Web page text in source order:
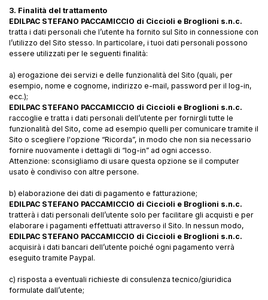
3. Finalità del trattamento
EDILPAC STEFANO PACCAMICCIO di Ciccioli e Broglioni s.n.c.
tratta i dati personali che l’utente ha fornito sul Sito in connessione con
l’utilizzo del Sito stesso. In particolare, i tuoi dati personali possono
essere utilizzati per le seguenti finalità:
a) erogazione dei servizi e delle funzionalità del Sito (quali, per
esempio, nome e cognome, indirizzo e-mail, password per il log-in,
ecc.);
EDILPAC STEFANO PACCAMICCIO di Ciccioli e Broglioni s.n.c.
raccoglie e tratta i dati personali dell’utente per fornirgli tutte le
funzionalità del Sito, come ad esempio quelli per comunicare tramite il
Sito o scegliere l'opzione “Ricorda”, in modo che non sia necessario
fornire nuovamente i dettagli di “log-in” ad ogni accesso.
Attenzione: sconsigliamo di usare questa opzione se il computer
usato è condiviso con altre persone.
b) elaborazione dei dati di pagamento e fatturazione;
EDILPAC STEFANO PACCAMICCIO di Ciccioli e Broglioni s.n.c.
tratterà i dati personali dell’utente solo per facilitare gli acquisti e per
elaborare i pagamenti effettuati attraverso il Sito. In nessun modo,
EDILPAC STEFANO PACCAMICCIO di Ciccioli e Broglioni s.n.c.
acquisirà i dati bancari dell’utente poiché ogni pagamento verrà
eseguito tramite Paypal.
c) risposta a eventuali richieste di consulenza tecnico/giuridica
formulate dall’utente;